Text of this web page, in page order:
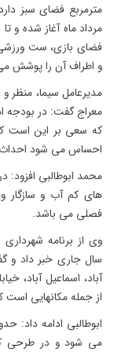
مرداد ماه آغاز شده و
فضای بازی، ست
و اطراف آن را پوشش
مدیرعامل سیما، منظر
که سعی بر این است
احساس می شود
محمد ابوطالبی افزود:
های کم آب و سازگار
فصلی می باشد.
سال جاری خبر داد و
آباد، اسماعیل آباد،
از جمله مکانهایی است
می شود و در طرحی